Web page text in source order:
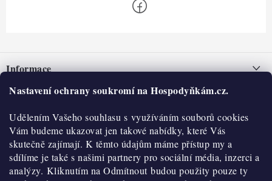
Nastavení ochrany soukromí na Hospodyňkám.cz.
Udělením Vašeho souhlasu s využíváním souborů cookies
Vám budeme ukazovat jen takové nabídky, které Vás
skutečně zajímají. K těmto údajům máme přístup my a
sdílíme je také s našimi partnery pro sociální média, inzerci a
analýzy. Kliknutím na Odmítnout budou použity pouze ty
pInformace
Nepřevzetí zásilky na dobírku
Obchodní podmínky
Hodnocení obchodu
Blog
O nás
Historie
Kontakty
O nákupu
Reklamace a vratky